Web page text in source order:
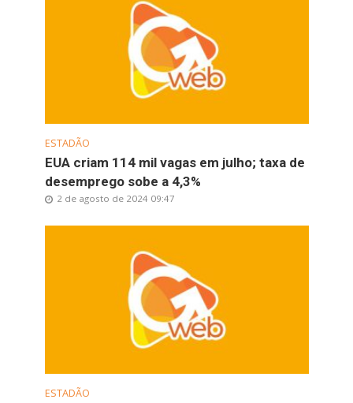
ESTADÃO
EUA criam 114 mil vagas em julho; taxa de
desemprego sobe a 4,3%
2 de agosto de 2024 09:47
ESTADÃO